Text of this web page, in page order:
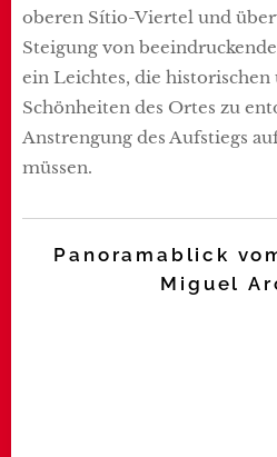
oberen Sítio-Viertel und
Steigung von
ein Leichtes, die
Schönheiten des Ortes zu
Anstrengung des Aufstiegs
müssen.
Panoramablick
Miguel